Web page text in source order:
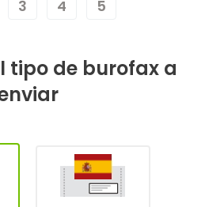
3 4 5
tipo de burofax a